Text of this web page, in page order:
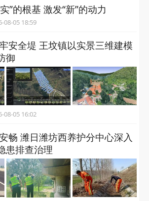
”的根基 激发“新”的动力
半岛网 2026-08-05 18:59
安全堤 王坟镇以实景三维建模
御
半岛网 2026-08-05 16:02
畅 潍日潍坊西养护分中心深入
患排查治理